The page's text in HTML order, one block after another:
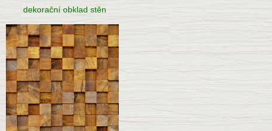
dekorační obklad stěn